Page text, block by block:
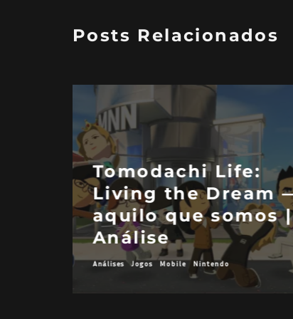
Posts Relacionados
Diablo II:
Ressurected — de
volta ao começo
| Análise
Análises Jogos Nintendo PC PlayStation Xbox